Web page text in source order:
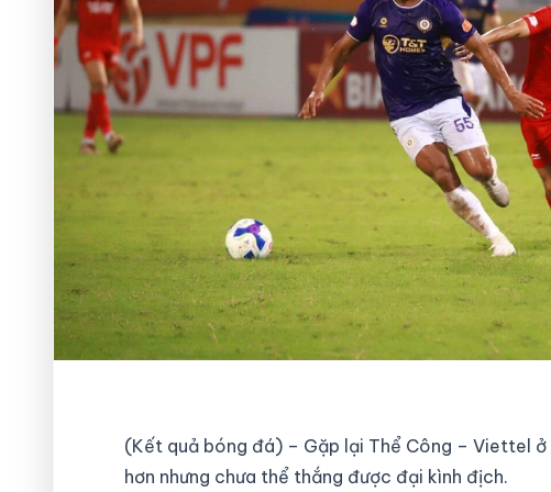
(Kết quả bóng đá) – Gặp lại Thể Công – Viettel
hơn nhưng chưa thể thắng được đại kình địch.